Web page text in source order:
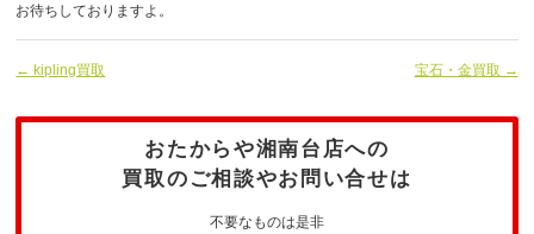
お待ちしておりますよ。
← kipling買取 宝石・金買取 →
おたからや湘南台店への
買取のご相談やお問い合せは
不要なものは是非